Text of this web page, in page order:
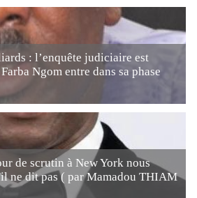
: l’enquête judiciaire est
Ngom entre dans sa phase
de scrutin à New York nous
ne dit pas ( par Mamadou THIAM